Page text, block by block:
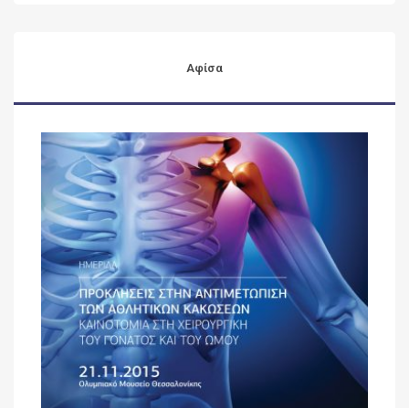
Αφίσα